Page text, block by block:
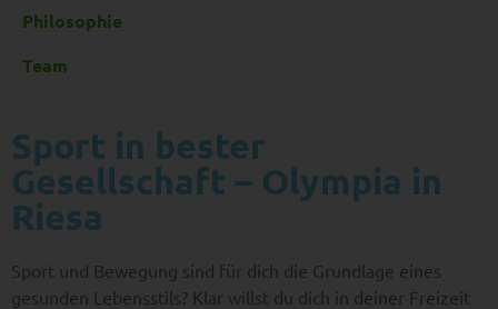
Philosophie
Team
Sport in bester
Gesellschaft – Olympia in
Riesa
Sport und Bewegung sind für dich die Grundlage eines
gesunden Lebensstils? Klar willst du dich in deiner Freizeit